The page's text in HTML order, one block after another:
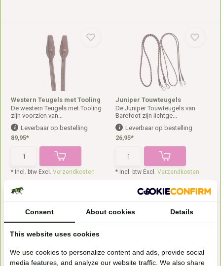
Western Teugels met Tooling
De western Teugels met Tooling
zijn voorzien van...
Leverbaar op bestelling
89,95*
* Incl. btw Excl.Verzendkosten
Juniper Touwteugels
De Juniper Touwteugels van
Barefoot zijn lichtge...
Leverbaar op bestelling
26,95*
* Incl. btw Excl. Verzendkosten
Consent About cookies Details
This website uses cookies
We use cookies to personalize content and ads, provide social
media features, and analyze our website traffic. We also share